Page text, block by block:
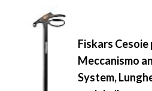
Fiskars Cesoie
Meccanismo
System,